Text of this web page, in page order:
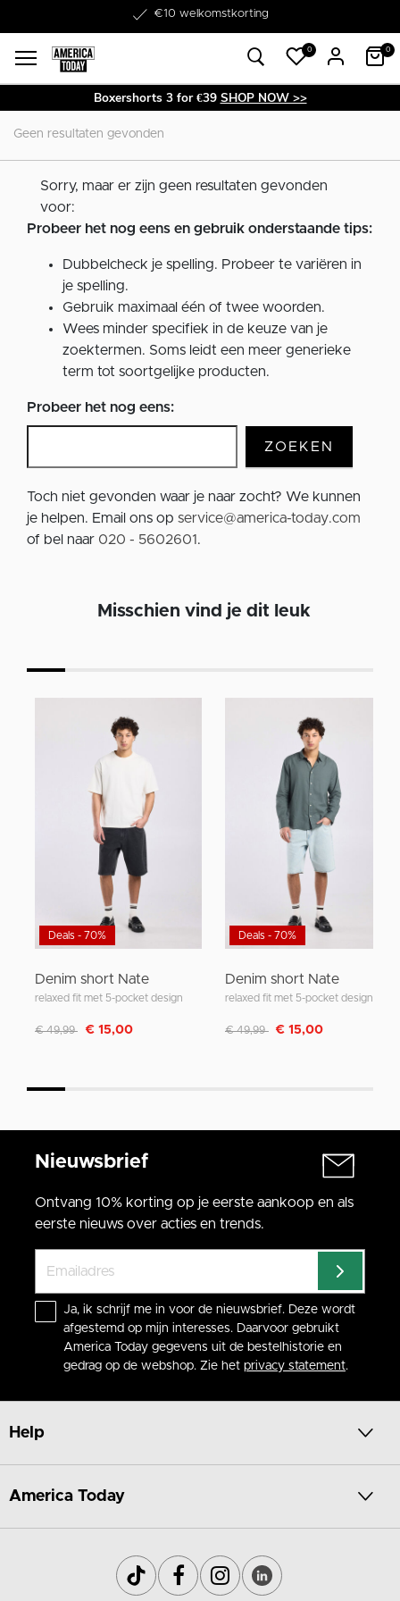
€10 welkomstkorting
Word lid van onze Member Club!
0 0
Boxershorts 3 for €39 SHOP NOW >>
Geen resultaten gevonden
Sorry, maar er zijn geen resultaten gevonden
voor:
Probeer het nog eens en gebruik onderstaande tips:
Dubbelcheck je spelling. Probeer te variëren in
je spelling.
Gebruik maximaal één of twee woorden.
Wees minder specifiek in de keuze van je
zoektermen. Soms leidt een meer generieke
term tot soortgelijke producten.
Probeer het nog eens:
ZOEKEN
Toch niet gevonden waar je naar zocht? We kunnen
je helpen. Email ons op service@america-today.com
of bel naar 020 - 5602601.
Misschien vind je dit leuk
Deals - 70%
Denim short Nate
relaxed fit met 5-pocket design
Afgeprijsd van
€ 49,99 naar
€ 15,00
Deals - 70%
Denim short Nate
relaxed fit met 5-pocket design
Afgeprijsd van
€ 49,99 naar
€ 15,00
Nieuwsbrief
Ontvang 10% korting op je eerste aankoop en als
eerste nieuws over acties en trends.
Ja, ik schrijf me in voor de nieuwsbrief. Deze wordt
afgestemd op mijn interesses. Daarvoor gebruikt
America Today gegevens uit de bestelhistorie en
gedrag op de webshop. Zie het privacy statement.
Help
America Today